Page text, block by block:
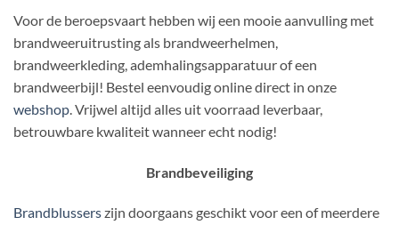
Voor de beroepsvaart hebben wij een mooie aanvulling met
brandweeruitrusting als brandweerhelmen,
brandweerkleding, ademhalingsapparatuur of een
brandweerbijl! Bestel eenvoudig online direct in onze
webshop. Vrijwel altijd alles uit voorraad leverbaar,
betrouwbare kwaliteit wanneer echt nodig!
Brandbeveiliging
Brandblusserszijn doorgaans geschikt voor een of meerdere